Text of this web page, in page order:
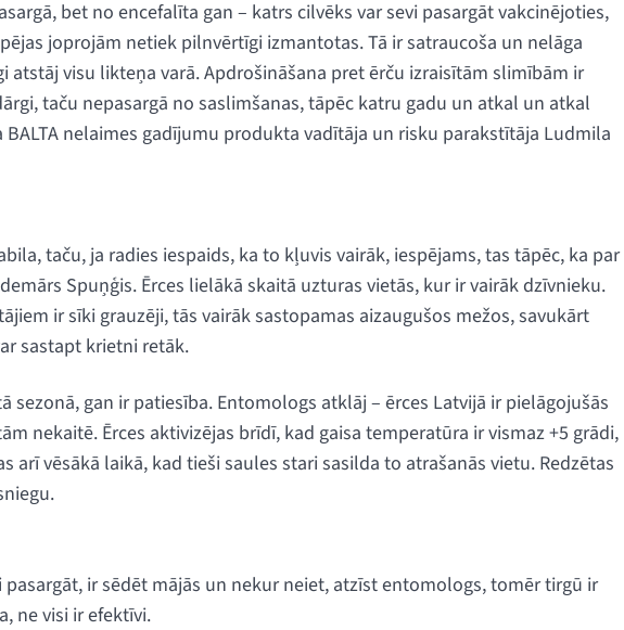
bet no encefalīta gan – katrs cilvēks var sevi pasargāt vakcinējoties,
joprojām netiek pilnvērtīgi izmantotas. Tā ir satraucoša un nelāga
atstāj visu likteņa varā. Apdrošināšana pret ērču izraisītām slimībām ir
taču nepasargā no saslimšanas, tāpēc katru gadu un atkal un atkal
nelaimes gadījumu produkta vadītāja un risku parakstītāja Ludmila
taču, ja radies iespaids, ka to kļuvis vairāk, iespējams, tas tāpēc, ka par
Spuņģis. Ērces lielākā skaitā uzturas vietās, kur ir vairāk dzīvnieku.
ir sīki grauzēji, tās vairāk sastopamas aizaugušos mežos, savukārt
sastapt krietni retāk.
sezonā, gan ir patiesība. Entomologs atklāj – ērces Latvijā ir pielāgojušās
nekaitē. Ērces aktivizējas brīdī, kad gaisa temperatūra ir vismaz +5 grādi,
arī vēsākā laikā, kad tieši saules stari sasilda to atrašanās vietu. Redzētas
pasargāt, ir sēdēt mājās un nekur neiet, atzīst entomologs, tomēr tirgū ir
ne visi ir efektīvi.